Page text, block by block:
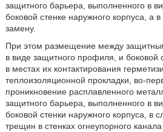
защитного барьера, выполненного в
боковой стенке наружного корпуса, а
замену.
При этом размещение между
в виде защитного профиля, и боковой
в местах их контактирования
теплоизоляционной прокладки, во-
проникновение расплавленного
защитного барьера, выполненного в
боковой стенки наружного корпуса, в
трещин в стенках огнеупорного